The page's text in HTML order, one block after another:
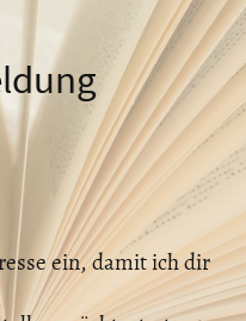
ein, damit ich dir